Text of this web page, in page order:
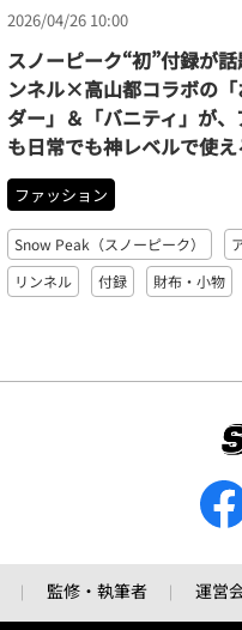
2026/04/26 10:00
スノーピーク“初”付録が
ンネル×高山都コラボの
ダー」＆「バニティ」が
も日常でも神レベルで使え
ファッション
Snow Peak（スノーピーク）
リンネル
付録 財布・小物
監修・執筆者 運営